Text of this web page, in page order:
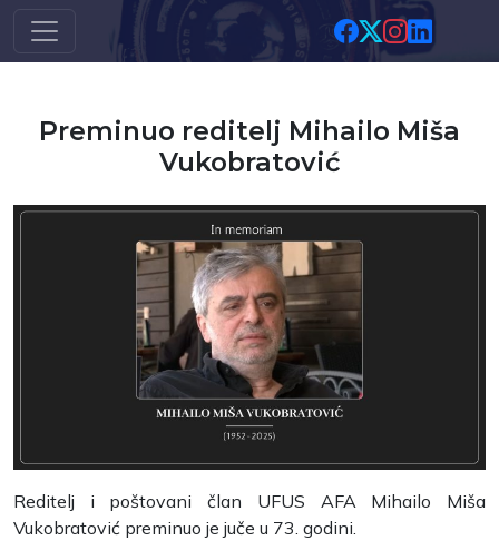
Skip to main content
Preminuo reditelj Mihailo Miša
Vukobratović
Reditelj i poštovani član UFUS AFA Mihailo Miša
Vukobratović preminuo je juče u 73. godini.